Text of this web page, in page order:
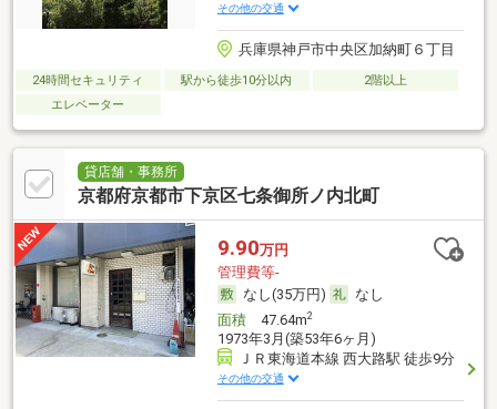
その他の交通
兵庫県神戸市中央区加納町６丁目
24時間セキュリティ 駅から徒歩10分以内
2階以上
エレベーター
貸店舗・事務所
京都府京都市下京区七条御所ノ内北町
9.90万円
管理費等-
なし(35万円)
なし
面積47.64m2
1973年3月(築53年6ヶ月)
ＪＲ東海道本線 西大路駅 徒歩9分
その他の交通